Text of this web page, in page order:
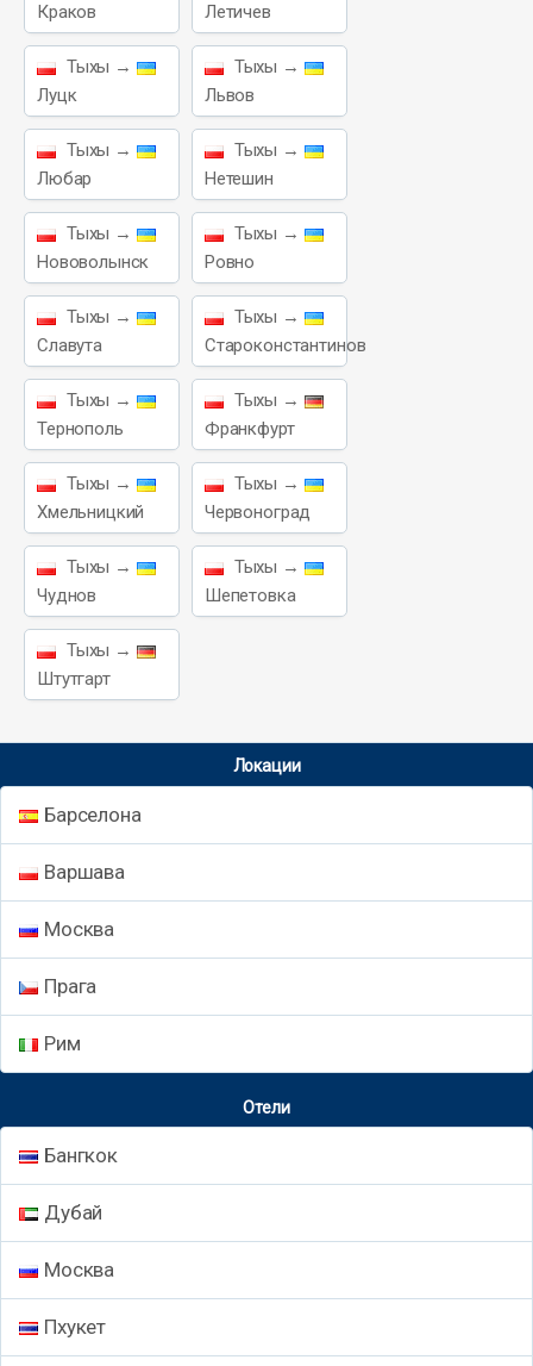
Краков
Летичев
Тыхы →
Луцк
Тыхы →
Львов
Тыхы →
Любар
Тыхы →
Нетешин
Тыхы →
Нововолынск
Тыхы →
Ровно
Тыхы →
Славута
Тыхы →
Староконстантинов
Тыхы →
Тернополь
Тыхы →
Франкфурт
Тыхы →
Хмельницкий
Тыхы →
Червоноград
Тыхы →
Чуднов
Тыхы →
Шепетовка
Тыхы →
Штутгарт
Локации
Барселона
Варшава
Москва
Прага
Рим
Отели
Бангкок
Дубай
Москва
Пхукет